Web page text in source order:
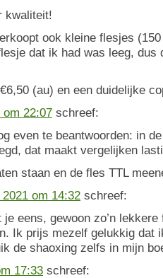
kwaliteit!
ook kleine flesjes
dat ik had was leeg, dus
(au) en een duidelijke
22:07 schreef:
even te beantwoorden: in
dat maakt vergelijken
staan en de fles TTL
om 14:32 schreef:
eens, gewoon zo’n
Ik prijs mezelf gelukkig dat
de shaoxing zelfs in mijn
17:33 schreef: